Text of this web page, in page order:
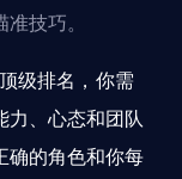
技巧。
级排名，你需
力、心态和团队
确的角色和你每